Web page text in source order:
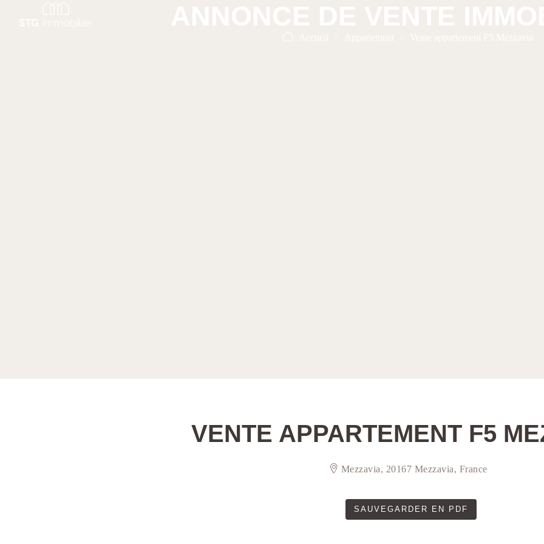
VENTE APPARTEMENT F5
Mezzavia, 20167 Mezzavia, France
SAUVEGARDER EN PDF